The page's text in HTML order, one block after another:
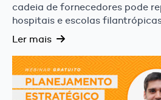
cadeia de fornecedores pode
hospitais e escolas
Ler mais